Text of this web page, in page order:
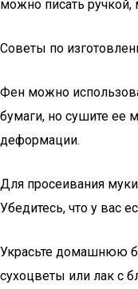
можно писать
Советы по
Фен можно
бумаги, но сушите ее
деформации.
Для просеивания
Убедитесь, что у вас
Украсьте домашнюю
сухоцветы или лак с